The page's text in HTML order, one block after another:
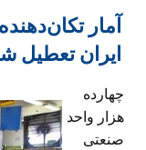
ایران تعطیل
چهارده
هزار واحد
صنعتی